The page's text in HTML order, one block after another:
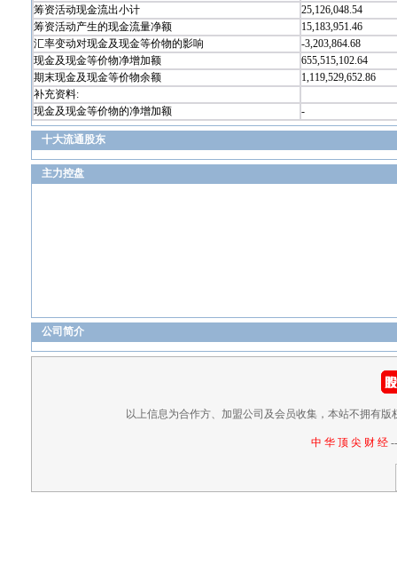
筹资活动现金流出小计
25,126,048.54
筹资活动产生的现金流量净额
15,183,951.46
汇率变动对现金及现金等价物的影响
-3,203,864.68
现金及现金等价物净增加额
655,515,102.64
期末现金及现金等价物余额
1,119,529,652.86
补充资料:
现金及现金等价物的净增加额
-
十大流通股东
主力控盘
公司简介
以上信息为合作方、加盟公司及会员收集，本站不拥有
中 华 顶 尖 财 经